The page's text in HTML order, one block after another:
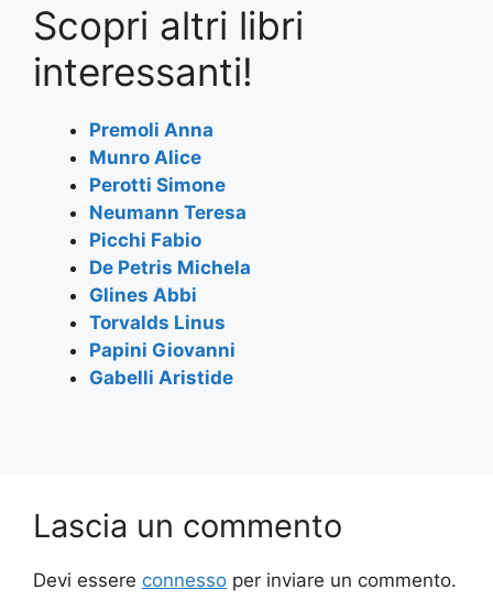
c
e
b
o
o
k
itt
er
at
s
A
p
p
e
gr
a
m
ai
l
ar
Scopri altri libri
interessanti!
Premoli Anna
Munro Alice
Perotti Simone
Neumann Teresa
Picchi Fabio
De Petris Michela
Glines Abbi
Torvalds Linus
Papini Giovanni
Gabelli Aristide
Lascia un commento
Devi essere connesso per inviare un commento.